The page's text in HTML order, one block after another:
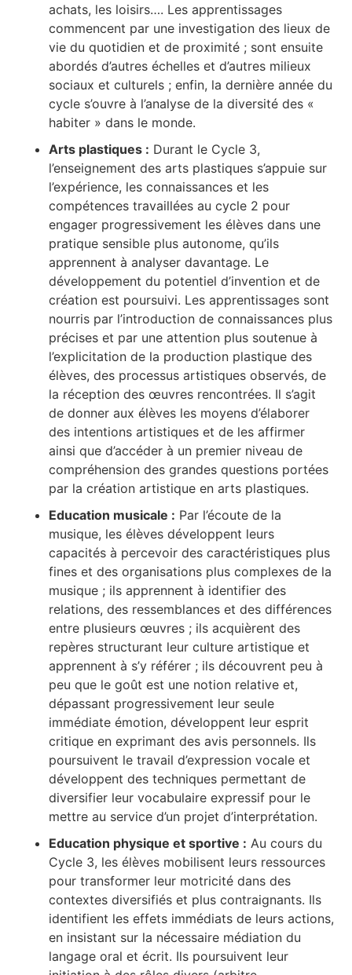
achats, les loisirs…. Les apprentissages
commencent par une investigation des lieux de
vie du quotidien et de proximité ; sont ensuite
abordés d’autres échelles et d’autres milieux
sociaux et culturels ; enfin, la dernière année du
cycle s’ouvre à l’analyse de la diversité des «
habiter » dans le monde.
Arts plastiques : Durant le Cycle 3,
l’enseignement des arts plastiques s’appuie sur
l’expérience, les connaissances et les
compétences travaillées au cycle 2 pour
engager progressivement les élèves dans une
pratique sensible plus autonome, qu’ils
apprennent à analyser davantage. Le
développement du potentiel d’invention et de
création est poursuivi. Les apprentissages sont
nourris par l’introduction de connaissances plus
précises et par une attention plus soutenue à
l’explicitation de la production plastique des
élèves, des processus artistiques observés, de
la réception des œuvres rencontrées. Il s’agit
de donner aux élèves les moyens d’élaborer
des intentions artistiques et de les affirmer
ainsi que d’accéder à un premier niveau de
compréhension des grandes questions portées
par la création artistique en arts plastiques.
Education musicale : Par l’écoute de la
musique, les élèves développent leurs
capacités à percevoir des caractéristiques plus
fines et des organisations plus complexes de la
musique ; ils apprennent à identifier des
relations, des ressemblances et des différences
entre plusieurs œuvres ; ils acquièrent des
repères structurant leur culture artistique et
apprennent à s’y référer ; ils découvrent peu à
peu que le goût est une notion relative et,
dépassant progressivement leur seule
immédiate émotion, développent leur esprit
critique en exprimant des avis personnels. Ils
poursuivent le travail d’expression vocale et
développent des techniques permettant de
diversifier leur vocabulaire expressif pour le
mettre au service d’un projet d’interprétation.
Education physique et sportive : Au cours du
Cycle 3, les élèves mobilisent leurs ressources
pour transformer leur motricité dans des
contextes diversifiés et plus contraignants. Ils
identifient les effets immédiats de leurs actions,
en insistant sur la nécessaire médiation du
langage oral et écrit. Ils poursuivent leur